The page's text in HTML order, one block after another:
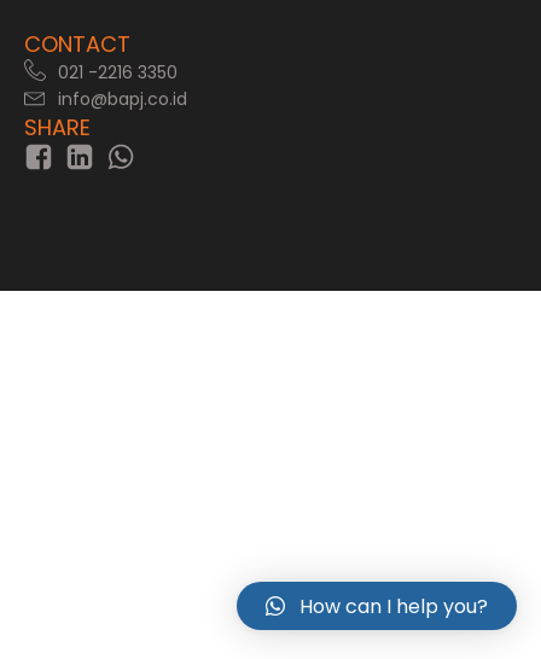
CONTACT
021 -2216 3350
info@bapj.co.id
SHARE
How can I help you?